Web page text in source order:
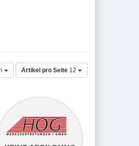
Artikel pro Seite 12